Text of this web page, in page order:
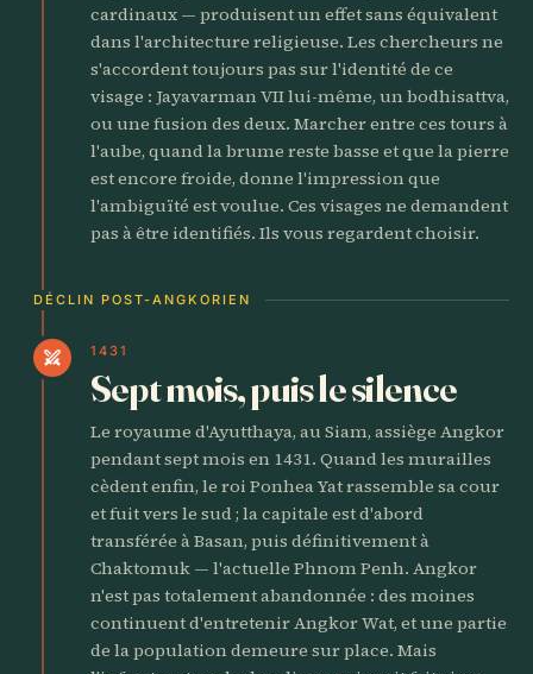
cardinaux — produisent un effet sans équivalent
dans l'architecture religieuse. Les chercheurs ne
s'accordent toujours pas sur l'identité de ce
visage : Jayavarman VII lui-même, un bodhisattva,
ou une fusion des deux. Marcher entre ces tours à
l'aube, quand la brume reste basse et que la pierre
est encore froide, donne l'impression que
l'ambiguïté est voulue. Ces visages ne demandent
pas à être identifiés. Ils vous regardent choisir.
DÉCLIN POST-ANGKORIEN
swords 1431
Sept mois, puis le silence
Le royaume d'Ayutthaya, au Siam, assiège Angkor
pendant sept mois en 1431. Quand les murailles
cèdent enfin, le roi Ponhea Yat rassemble sa cour
et fuit vers le sud ; la capitale est d'abord
transférée à Basan, puis définitivement à
Chaktomuk — l'actuelle Phnom Penh. Angkor
n'est pas totalement abandonnée : des moines
continuent d'entretenir Angkor Wat, et une partie
de la population demeure sur place. Mais